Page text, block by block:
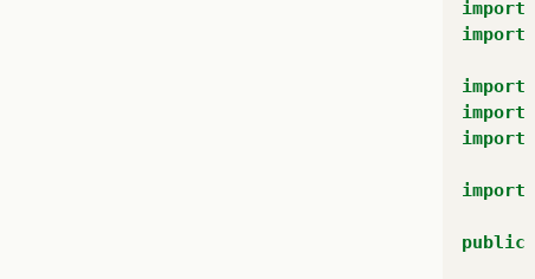
}
}
import
import
import
import
import
import
public